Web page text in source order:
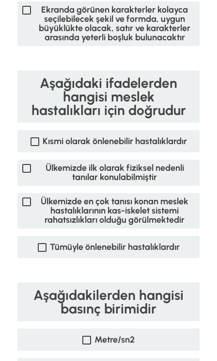
Ekranda görünen karakterler kolayca
seçilebilecek şekil ve formda, uygun
büyüklükte olacak, satır ve karakterler
arasında yeterli boşluk bulunacaktır
Aşağıdaki ifadelerden
hangisi meslek
hastalıkları için doğrudur
Kısmi olarak önlenebilir hastalıklardır
Ülkemizde ilk olarak fiziksel nedenli
tanılar konulabilmiştir
Ülkemizde en çok tanısı konan meslek
hastalıklarının kas-iskelet sistemi
rahatsızlıkları olduğu görülmektedir
Tümüyle önlenebilir hastalıklardır
Aşağıdakilerden hangisi
basınç birimidir
Metre/sn2